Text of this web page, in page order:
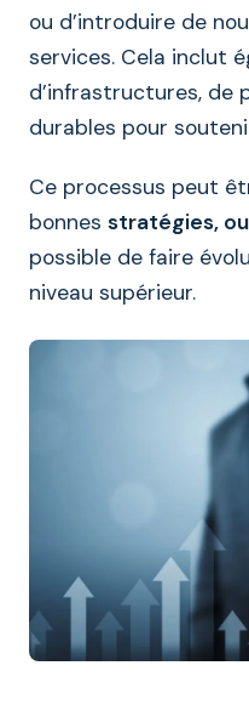
ou d’introduire de
services. Cela inclut
d’infrastructures, de
durables pour
Ce processus peut
bonnes stratégies,
possible de faire
niveau supérieur.